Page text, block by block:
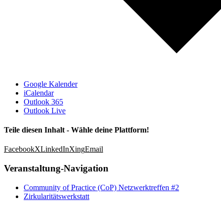
Google Kalender
iCalendar
Outlook 365
Outlook Live
Teile diesen Inhalt - Wähle deine Plattform!
FacebookXLinkedInXingEmail
Veranstaltung-Navigation
Community of Practice (CoP) Netzwerktreffen #2
Zirkularitätswerkstatt